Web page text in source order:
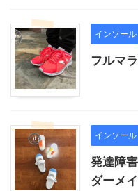
インソール
フルマ
インソール
発達障
ダーメ